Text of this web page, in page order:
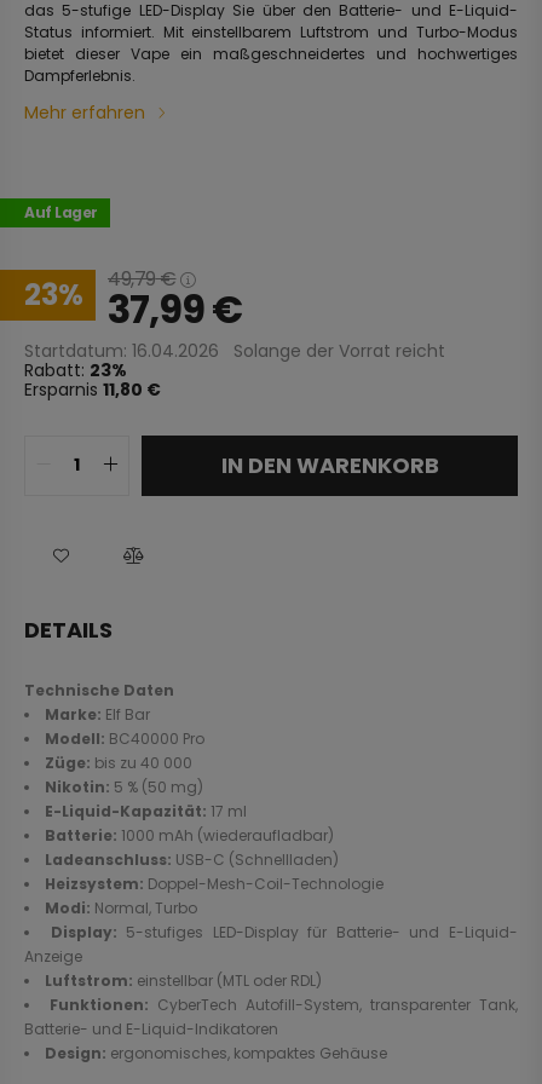
das 5-stufige LED-Display Sie über den Batterie- und E-Liquid-
Status informiert. Mit einstellbarem Luftstrom und Turbo-Modus
bietet dieser Vape ein maßgeschneidertes und hochwertiges
Dampferlebnis.
Mehr erfahren
Auf Lager
23 49,79€
37,99€
Startdatum: 16.04.2026
Solange der Vorrat reicht
Rabatt: 23
Ersparnis 11,80 €
IN DEN WARENKORB
DETAILS
Technische Daten
Marke: Elf Bar
Modell: BC40000 Pro
Züge: bis zu 40 000
Nikotin: 5 % (50 mg)
E-Liquid-Kapazität: 17 ml
Batterie: 1000 mAh (wiederaufladbar)
Ladeanschluss: USB-C (Schnellladen)
Heizsystem: Doppel-Mesh-Coil-Technologie
Modi: Normal, Turbo
Display: 5-stufiges LED-Display für Batterie- und E-Liquid-
Anzeige
Luftstrom: einstellbar (MTL oder RDL)
Funktionen: CyberTech Autofill-System, transparenter Tank,
Batterie- und E-Liquid-Indikatoren
Design: ergonomisches, kompaktes Gehäuse